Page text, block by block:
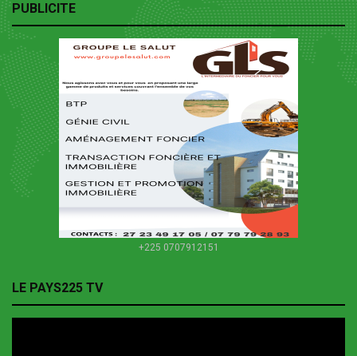
PUBLICITE
+225 0707912151
LE PAYS225 TV